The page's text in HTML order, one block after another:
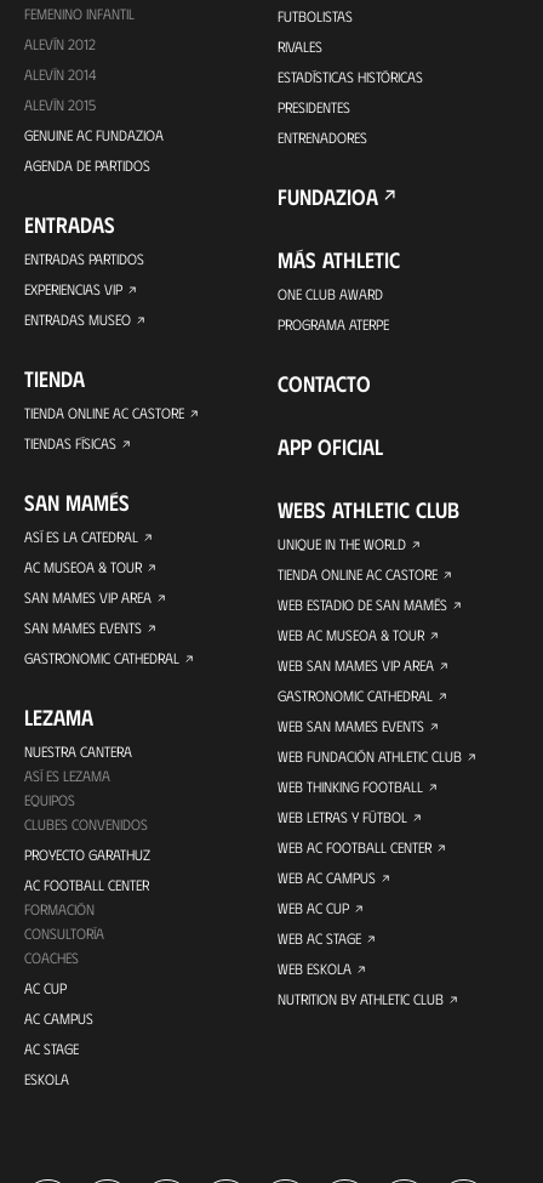
FEMENINO INFANTIL
ALEVÍN 2012
ALEVÍN 2014
ALEVÍN 2015
GENUINE AC FUNDAZIOA
AGENDA DE PARTIDOS
ENTRADAS
ENTRADAS PARTIDOS
EXPERIENCIAS VIP
ENTRADAS MUSEO
TIENDA
TIENDA ONLINE AC CASTORE
TIENDAS FÍSICAS
SAN MAMÉS
ASÍ ES LA CATEDRAL
AC MUSEOA & TOUR
SAN MAMES VIP AREA
SAN MAMES EVENTS
GASTRONOMIC CATHEDRAL
LEZAMA
NUESTRA CANTERA
ASÍ ES LEZAMA
EQUIPOS
CLUBES CONVENIDOS
PROYECTO GARATHUZ
AC FOOTBALL CENTER
FORMACIÓN
CONSULTORÍA
COACHES
AC CUP
AC CAMPUS
AC STAGE
ESKOLA
FUTBOLISTAS
RIVALES
ESTADÍSTICAS HISTÓRICAS
PRESIDENTES
ENTRENADORES
FUNDAZIOA
MÁS ATHLETIC
ONE CLUB AWARD
PROGRAMA ATERPE
CONTACTO
APP OFICIAL
WEBS ATHLETIC CLUB
UNIQUE IN THE WORLD
TIENDA ONLINE AC CASTORE
WEB ESTADIO DE SAN MAMÉS
WEB AC MUSEOA & TOUR
WEB SAN MAMES VIP AREA
GASTRONOMIC CATHEDRAL
WEB SAN MAMES EVENTS
WEB FUNDACIÓN ATHLETIC CLUB
WEB THINKING FOOTBALL
WEB LETRAS Y FÚTBOL
WEB AC FOOTBALL CENTER
WEB AC CAMPUS
WEB AC CUP
WEB AC STAGE
WEB ESKOLA
NUTRITION BY ATHLETIC CLUB